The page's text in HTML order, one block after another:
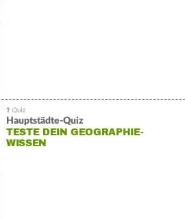
Hauptstädte-Quiz
TESTE DEIN GEOGRAPHIE-
WISSEN